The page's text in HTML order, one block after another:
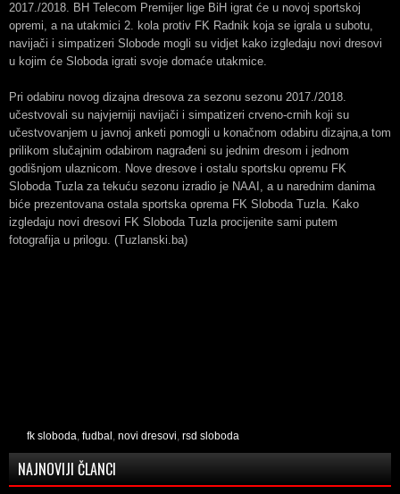
2017./2018. BH Telecom Premijer lige BiH igrat će u novoj sportskoj
opremi, a na utakmici 2. kola protiv FK Radnik koja se igrala u subotu,
navijači i simpatizeri Slobode mogli su vidjet kako izgledaju novi dresovi
u kojim će Sloboda igrati svoje domaće utakmice.
Pri odabiru novog dizajna dresova za sezonu sezonu 2017./2018.
učestvovali su najvjerniji navijači i simpatizeri crveno-crnih koji su
učestvovanjem u javnoj anketi pomogli u konačnom odabiru dizajna,a tom
prilikom slučajnim odabirom nagrađeni su jednim dresom i jednom
godišnjom ulaznicom. Nove dresove i ostalu sportsku opremu FK
Sloboda Tuzla za tekuću sezonu izradio je NAAI, a u narednim danima
biće prezentovana ostala sportska oprema FK Sloboda Tuzla. Kako
izgledaju novi dresovi FK Sloboda Tuzla procijenite sami putem
fotografija u prilogu. (Tuzlanski.ba)
fk sloboda, fudbal , novi dresovi, rsd sloboda
NAJNOVIJI ČLANCI